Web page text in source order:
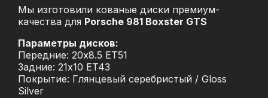
Мы изготовили кованые диски премиум-
качества для Porsche 981 Boxster GTS
Параметры дисков:
Передние: 20x8.5 ET51
Задние: 21x10 ET43
Покрытие: Глянцевый серебристый / Gloss
Silver